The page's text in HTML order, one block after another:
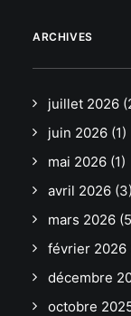
ARCHIVES
juillet 2026
juin 2026 (1)
mai 2026 (1)
avril 2026 (3)
mars 2026
février 2026
décembre
octobre